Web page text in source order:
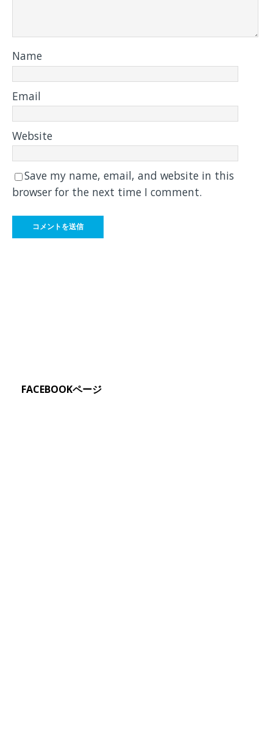
Name
Email
Website
Save my name, email, and website in this
browser for the next time I comment.
FACEBOOKページ